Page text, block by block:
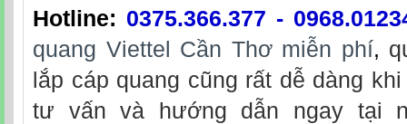
Hotline: 0375.366.377 -
quang Viettel Cần Thơ miễn phí,
lắp cáp quang cũng rất dễ dàng
tư vấn và hướng dẫn ngay tại